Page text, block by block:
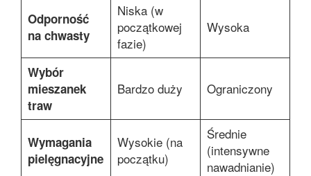
Odporność
na chwasty
Niska (w
początkowej
fazie)
Wysoka
Wybór
mieszanek
traw
Bardzo duży Ograniczony
Wymagania
pielęgnacyjne
Wysokie (na
początku)
Średnie
(intensywne
nawadnianie)